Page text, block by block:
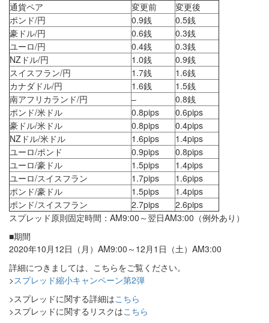
通貨ペア
変更前
変更後
ポンド/円
0.9銭
0.5銭
豪ドル/円
0.6銭
0.3銭
ユーロ/円
0.4銭
0.3銭
NZドル/円
1.0銭
0.9銭
スイスフラン/円
1.7銭
1.6銭
カナダドル/円
1.6銭
1.5銭
南アフリカランド/円
–
0.8銭
ポンド/米ドル
0.8pips
0.6pips
豪ドル/米ドル
0.8pips
0.4pips
NZドル/米ドル
1.6pips
1.4pips
ユーロ/ポンド
0.9pips
0.8pips
ユーロ/豪ドル
1.5pips
1.4pips
ユーロ/スイスフラン
1.7pips
1.6pips
ポンド/豪ドル
1.5pips
1.4pips
ポンド/スイスフラン
2.7pips
2.6pips
スプレッド原則固定時間：AM9:00～翌日AM3:00（例外あり）
■期間
2020年10月12日（月）AM9:00～12月1日（土）AM3:00
詳細につきましては、こちらをご覧ください。
>スプレッド縮小キャンペーン第2弾
>スプレッドに関する詳細はこちら
>スプレッドに関するリスクはこちら